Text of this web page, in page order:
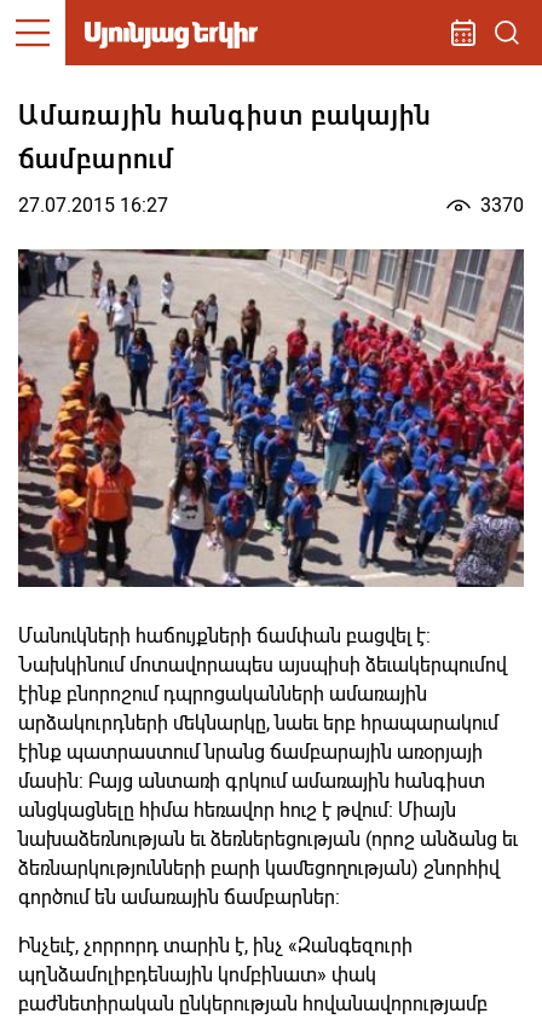
Ամառային հանգիստ բակային
ճամբարում
27.07.2015 16:27 3370
Մանուկների հաճույքների ճամփան բացվել է:
Նախկինում մոտավորապես այսպիսի ձեւակերպումով
էինք բնորոշում դպրոցականների ամառային
արձակուրդների մեկնարկը, նաեւ երբ հրապարակում
էինք պատրաստում նրանց ճամբարային առօրյայի
մասին: Բայց անտառի գրկում ամառային հանգիստ
անցկացնելը հիմա հեռավոր հուշ է թվում: Միայն
նախաձեռնության եւ ձեռներեցության (որոշ անձանց եւ
ձեռնարկությունների բարի կամեցողության) շնորհիվ
գործում են ամառային ճամբարներ:
Ինչեւէ, չորրորդ տարին է, ինչ «Զանգեզուրի
պղնձամոլիբդենային կոմբինատ» փակ
բաժնետիրական ընկերության հովանավորությամբ